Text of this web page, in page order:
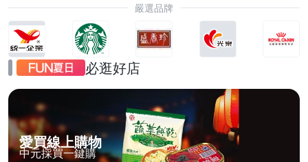
嚴選品牌
必逛好店
愛買線上購物
中元採買一鍵購